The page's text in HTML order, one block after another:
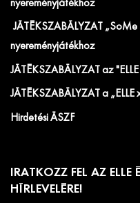
nyereményjátékhoz
JÁTÉKSZABÁLYZAT „SoMe
nyereményjátékhoz
JÁTÉKSZABÁLYZAT az
JÁTÉKSZABÁLYZAT a
Hirdetési ÁSZF
IRATKOZZ FEL AZ ELLE
HÍRLEVELÉRE!